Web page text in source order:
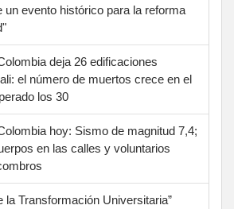
un evento histórico para la reforma
deja 26 edificaciones
el número de muertos crece en el
los 30
hoy: Sismo de magnitud 7,4;
en las calles y voluntarios
la Transformación Universitaria”